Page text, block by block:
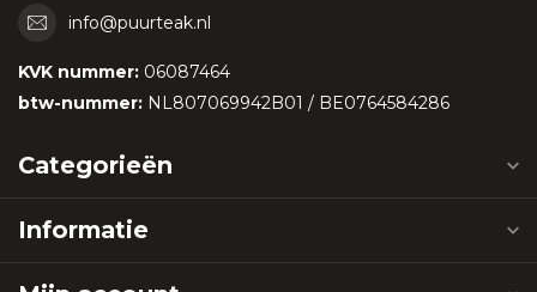
info@puurteak.nl
KVK nummer: 06087464
btw-nummer: NL807069942B01 / BE0764584286
Categorieën
Informatie